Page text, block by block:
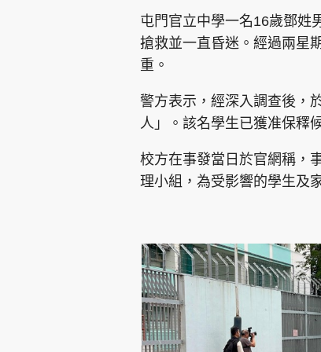
屯門官立中學一名16歲鄧姓
搶救並一直昏迷。經過兩星
重。
警方表示，經深入調查後，
人」。該名學生已獲准保釋
校方在事發當日於官網稱，
理小組，為受影響的學生及